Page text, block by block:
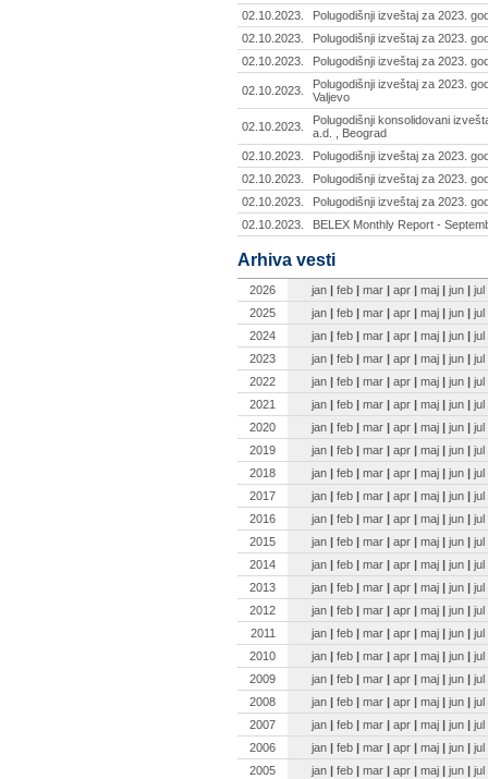
02.10.2023.
Polugodišnji izveštaj za 2023.
02.10.2023.
Polugodišnji izveštaj za 2023.
02.10.2023.
Polugodišnji izveštaj za 2023.
02.10.2023.
Polugodišnji izveštaj za 2023.
Valjevo
02.10.2023.
Polugodišnji konsolidovani
a.d. , Beograd
02.10.2023.
Polugodišnji izveštaj za 2023.
02.10.2023.
Polugodišnji izveštaj za 2023.
02.10.2023.
Polugodišnji izveštaj za 2023.
02.10.2023.
BELEX Monthly Report -
Arhiva vesti
2026 jan | feb | mar | apr | maj | jun | jul
2025
jan | feb | mar | apr | maj | jun | jul
2024
jan | feb | mar | apr | maj | jun | jul
2023
jan | feb | mar | apr | maj | jun | jul
2022
jan | feb | mar | apr | maj | jun | jul
2021
jan | feb | mar | apr | maj | jun | jul
2020
jan | feb | mar | apr | maj | jun | jul
2019
jan | feb | mar | apr | maj | jun | jul
2018
jan | feb | mar | apr | maj | jun | jul
2017
jan | feb | mar | apr | maj | jun | jul
2016
jan | feb | mar | apr | maj | jun | jul
2015
jan | feb | mar | apr | maj | jun | jul
2014
jan | feb | mar | apr | maj | jun | jul
2013
jan | feb | mar | apr | maj | jun | jul
2012
jan | feb | mar | apr | maj | jun | jul
2011
jan | feb | mar | apr | maj | jun | jul
2010
jan | feb | mar | apr | maj | jun | jul
2009
jan | feb | mar | apr | maj | jun | jul
2008
jan | feb | mar | apr | maj | jun | jul
2007
jan | feb | mar | apr | maj | jun | jul
2006
jan | feb | mar | apr | maj | jun | jul
2005
jan | feb | mar | apr | maj | jun | jul